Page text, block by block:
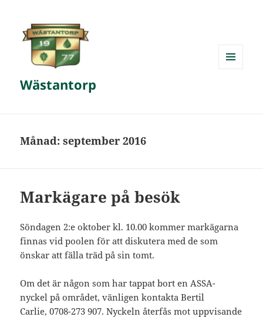
Wästantorp
Månad:september 2016
Markägare på besök
Söndagen 2:e oktober kl. 10.00 kommer markägarna
finnas vid poolen för att diskutera med de som
önskar att fälla träd på sin tomt.
Om det är någon som har tappat bort en ASSA-
nyckel på området, vänligen kontakta Bertil
Carlie, 0708-273 907. Nyckeln återfås mot uppvisande